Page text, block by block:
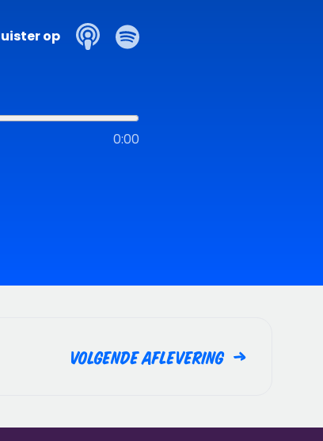
op
0:00
Volgende aflevering